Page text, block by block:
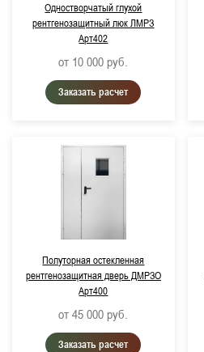
Одностворчатый глухой
рентгенозащитный люк ЛМРЗ
Арт402
от 10 000 руб.
Заказать расчет
Полуторная остекленная
рентгенозащитная дверь ДМРЗО
Арт400
от 45 000 руб.
Заказать расчет